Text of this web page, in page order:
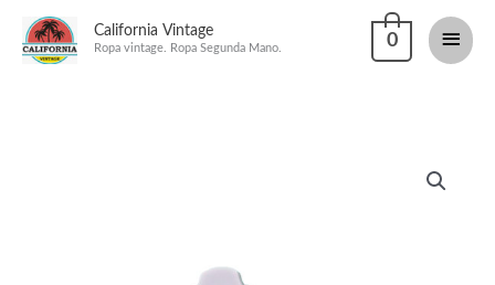
California Vintage
Ropa vintage. Ropa Segunda Mano.
Menú
0